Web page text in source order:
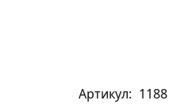
Артикул: 1188